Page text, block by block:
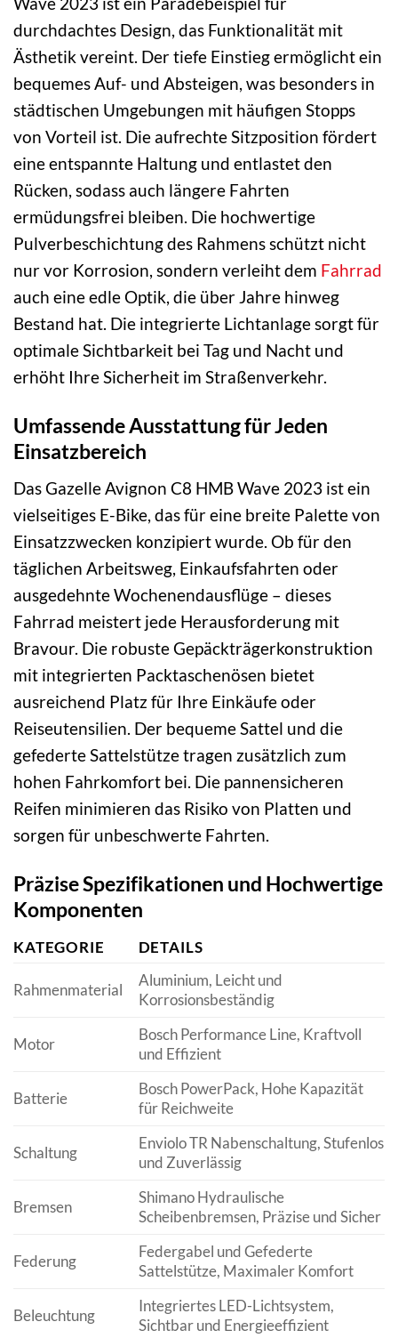
durchdachtes Design, das Funktionalität mit
Ästhetik vereint. Der tiefe Einstieg ermöglicht ein
bequemes Auf- und Absteigen, was besonders in
städtischen Umgebungen mit häufigen Stopps
von Vorteil ist. Die aufrechte Sitzposition fördert
eine entspannte Haltung und entlastet den
Rücken, sodass auch längere Fahrten
ermüdungsfrei bleiben. Die hochwertige
Pulverbeschichtung des Rahmens schützt nicht
nur vor Korrosion, sondern verleiht dem Fahrrad
auch eine edle Optik, die über Jahre hinweg
Bestand hat. Die integrierte Lichtanlage sorgt für
optimale Sichtbarkeit bei Tag und Nacht und
erhöht Ihre Sicherheit im Straßenverkehr.
Umfassende Ausstattung für Jeden
Einsatzbereich
Das Gazelle Avignon C8 HMB Wave 2023 ist ein
vielseitiges E-Bike, das für eine breite Palette von
Einsatzzwecken konzipiert wurde. Ob für den
täglichen Arbeitsweg, Einkaufsfahrten oder
ausgedehnte Wochenendausflüge – dieses
Fahrrad meistert jede Herausforderung mit
Bravour. Die robuste Gepäckträgerkonstruktion
mit integrierten Packtaschenösen bietet
ausreichend Platz für Ihre Einkäufe oder
Reiseutensilien. Der bequeme Sattel und die
gefederte Sattelstütze tragen zusätzlich zum
hohen Fahrkomfort bei. Die pannensicheren
Reifen minimieren das Risiko von Platten und
sorgen für unbeschwerte Fahrten.
Präzise Spezifikationen und Hochwertige
Komponenten
KATEGORIE DETAILS
Rahmenmaterial
Aluminium, Leicht und
Korrosionsbeständig
Motor
Bosch Performance Line, Kraftvoll
und Effizient
Batterie
Bosch PowerPack, Hohe Kapazität
für Reichweite
Schaltung
Enviolo TR Nabenschaltung, Stufenlos
und Zuverlässig
Bremsen
Shimano Hydraulische
Scheibenbremsen, Präzise und Sicher
Federung
Federgabel und Gefederte
Sattelstütze, Maximaler Komfort
Beleuchtung
Integriertes LED-Lichtsystem,
Sichtbar und Energieeffizient